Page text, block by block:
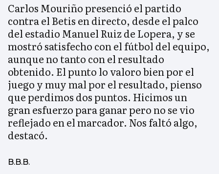
Carlos Mouriño presenció el partido
contra el Betis en directo, desde el palco
del estadio Manuel Ruiz de Lopera, y se
mostró satisfecho con el fútbol del equipo,
aunque no tanto con el resultado
obtenido. El punto lo valoro bien por el
juego y muy mal por el resultado, pienso
que perdimos dos puntos. Hicimos un
gran esfuerzo para ganar pero no se vio
reflejado en el marcador. Nos faltó algo,
destacó.
B.B.B.